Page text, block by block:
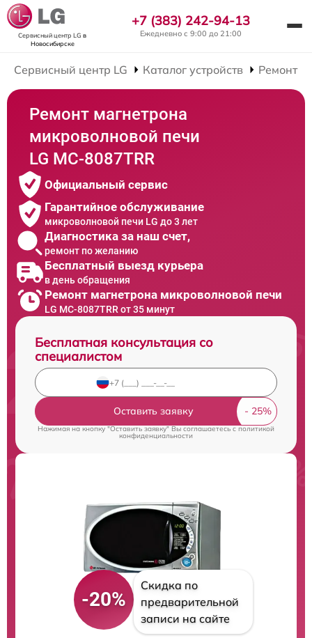
Сервисный центр LG в
Новосибирске
+7 (383) 242-94-13
Ежедневно с 9:00 до 21:00
Сервисный центр LG Каталог устройств Ремонт
Ремонт магнетрона
микроволновой печи
LG MC-8087TRR
Официальный сервис
Гарантийное обслуживание
микроволновой печи LG до 3 лет
Диагностика за наш счет,
ремонт по желанию
Бесплатный выезд курьера
в день обращения
Ремонт магнетрона микроволновой печи
LG MC-8087TRR от 35 минут
Бесплатная консультация со
специалистом
Оставить заявку
Нажимая на кнопку "Оставить заявку" Вы соглашаетесь cполитикой
конфиденциальности
-20%
Скидка по
предварительной
записи на сайте